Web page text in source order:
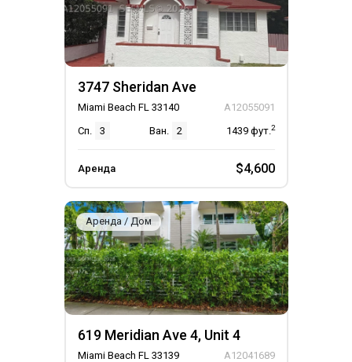
3747 Sheridan Ave
Miami Beach FL 33140
A12055091
Сп.
3 Ван. 2 1439 фут.2
Аренда $4,600
Аренда / Дом
619 Meridian Ave 4, Unit 4
Miami Beach FL 33139
A12041689